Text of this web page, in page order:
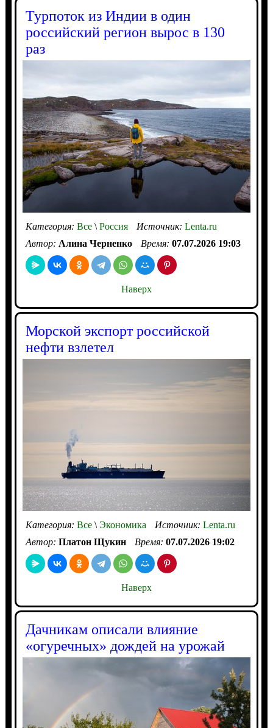
Турпоток из Индии в один
российский регион вырос в 130
раз
Категория: Все\Россия Источник: Lenta.ru
Автор: Алина Черненко Время: 07.07.2026 19:03
Наверх
Морской экспорт российской
нефти взлетел
Категория: Все\Экономика Источник: Lenta.ru
Автор: Платон Щукин Время: 07.07.2026 19:02
Наверх
Дачникам описали влияние
«огуречных» дождей на урожай